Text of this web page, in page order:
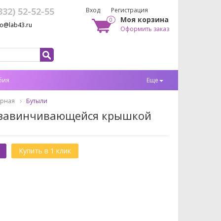
52-52-55 Вход Регистрация
0 Моя корзина
Оформить заказ
Еще
Бутыли
крышкой
Купить в 1 клик